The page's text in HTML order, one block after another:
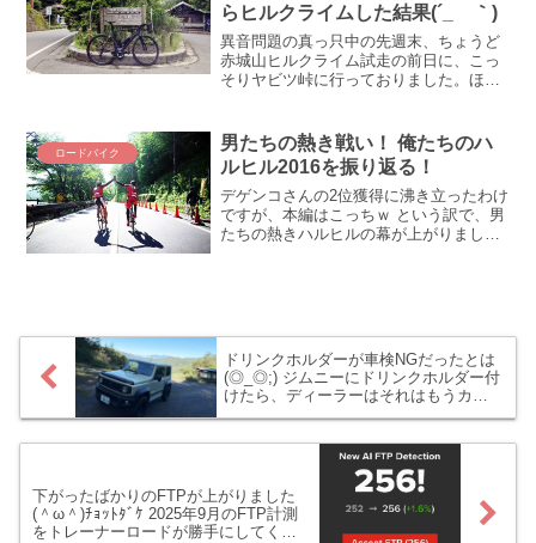
らヒルクライムした結果(´_ゝ｀)
異音問題の真っ只中の先週末、ちょうど
赤城山ヒルクライム試走の前日に、こっ
そりヤビツ峠に行っておりました。ほん
練をサクッと振り返ります(*´ω｀*)キャニ
オン絶不調でも...
ロードバイク
男たちの熱き戦い！ 俺たちのハ
ルヒル2016を振り返る！
デゲンコさんの2位獲得に沸き立ったわけ
ですが、本編はこっちｗ という訳で、男
たちの熱きハルヒルの幕が上がりまし
ドリンクホルダーが車検NGだったとは
(◎_◎;) ジムニーにドリンクホルダー付
けたら、ディーラーはそれはもうカン
下がったばかりのFTPが上がりました
(＾ω＾)ﾁｮｯﾄﾀﾞｹ 2025年9月のFTP計測
をトレーナーロードが勝手にしてくれ